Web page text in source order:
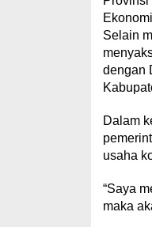
Selain
dengan
Dalam
usaha
“Saya
maka